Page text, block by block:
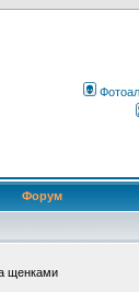
Форум
щенками